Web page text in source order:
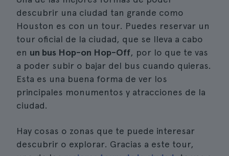
descubrir una ciudad tan grande como
Houston es con un tour. Puedes reservar un
tour oficial de la ciudad, que se lleva a cabo
en un bus Hop-on Hop-Off, por lo que te vas
a poder subir o bajar del bus cuando quieras.
Esta es una buena forma de ver los
principales monumentos y atracciones de la
ciudad.
Hay cosas o zonas que te puede interesar
descubrir o explorar. Gracias a este tour,